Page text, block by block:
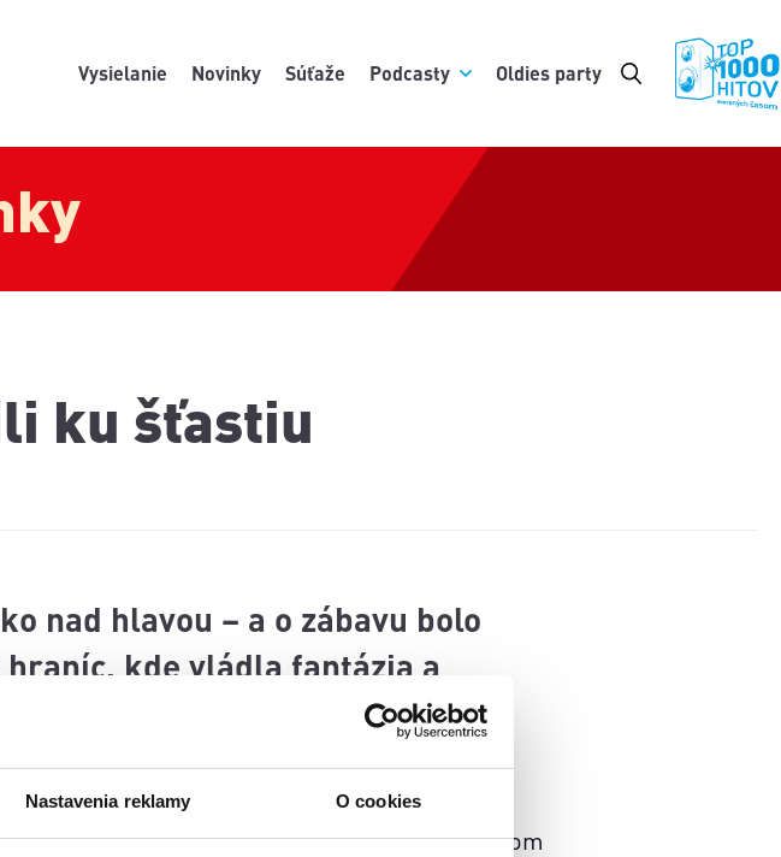
Nastavenia reklamy O cookies
Vysielanie Novinky Súťaže Podcasty Oldies party
ku šťastiu
nad hlavou – a o zábavu bolo
kde vládla fantázia a
takým nasadením, ako keby išlo o záchranu
bábovka bola cenným nástrojom vo veľkom